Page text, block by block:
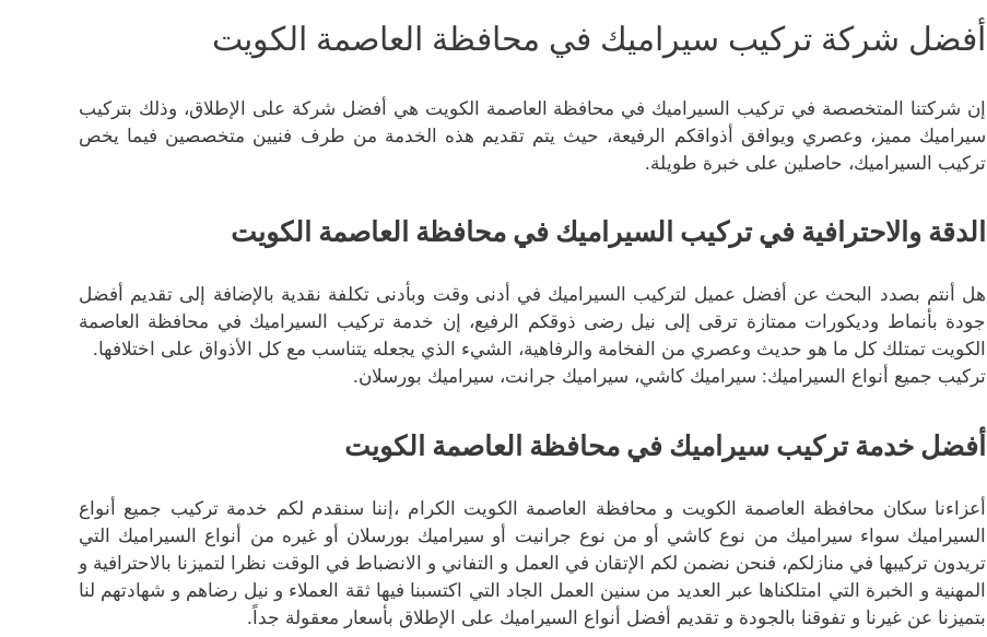
أفضل شركة تركيب سيراميك في محافظة العاصمة الكويت
إن شركتنا المتخصصة في تركيب السيراميك في محافظة العاصمة الكويت هي أفضل شركة على الإطلاق، وذلك بتركيب
سيراميك مميز، وعصري ويوافق أذواقكم الرفيعة، حيث يتم تقديم هذه الخدمة من طرف فنيين متخصصين فيما يخص
تركيب السيراميك، حاصلين على خبرة طويلة.
الدقة والاحترافية في تركيب السيراميك في محافظة العاصمة الكويت
هل أنتم بصدد البحث عن أفضل عميل لتركيب السيراميك في أدنى وقت وبأدنى تكلفة نقدية بالإضافة إلى تقديم أفضل
جودة بأنماط وديكورات ممتازة ترقى إلى نيل رضى ذوقكم الرفيع، إن خدمة تركيب السيراميك في محافظة العاصمة
الكويت تمتلك كل ما هو حديث وعصري من الفخامة والرفاهية، الشيء الذي يجعله يتناسب مع كل الأذواق على اختلافها.
تركيب جميع أنواع السيراميك: سيراميك كاشي، سيراميك جرانت، سيراميك بورسلان.
أفضل خدمة تركيب سيراميك في محافظة العاصمة الكويت
أعزاءنا سكان محافظة العاصمة الكويت و محافظة العاصمة الكويت الكرام ،إننا سنقدم لكم خدمة تركيب جميع أنواع
السيراميك سواء سيراميك من نوع كاشي أو من نوع جرانيت أو سيراميك بورسلان أو غيره من أنواع السيراميك التي
تريدون تركيبها في منازلكم، فنحن نضمن لكم الإتقان في العمل و التفاني و الانضباط في الوقت نظرا لتميزنا بالاحترافية و
المهنية و الخبرة التي امتلكناها عبر العديد من سنين العمل الجاد التي اكتسبنا فيها ثقة العملاء و نيل رضاهم و شهادتهم لنا
بتميزنا عن غيرنا و تفوقنا بالجودة و تقديم أفضل أنواع السيراميك على الإطلاق بأسعار معقولة جداً.